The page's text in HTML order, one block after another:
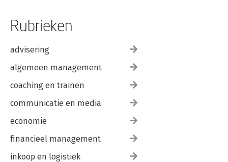
Rubrieken
advisering
algemeen management
coaching en trainen
communicatie en media
economie
financieel management
inkoop en logistiek